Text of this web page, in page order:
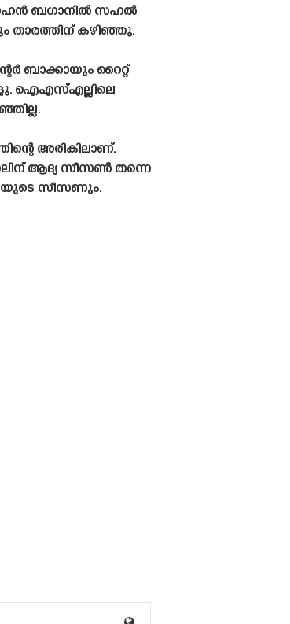
മോഹൻ ബഗാനിൽ സഹൽ
താരത്തിന് കഴിഞ്ഞു.
ബാക്കായും റൈറ്റ്
ഐഎസ്എല്ലിലെ
അരികിലാണ്.
ആദ്യ സീസൺ തന്നെ
സീസണും.